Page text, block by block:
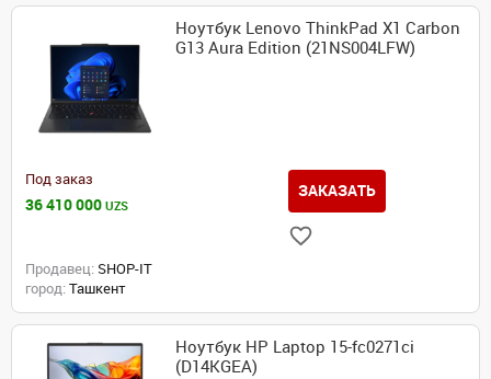
Ноутбук Lenovo ThinkPad X1 Carbon
G13 Aura Edition (21NS004LFW)
Под заказ
36 410 000 UZS
ЗАКАЗАТЬ
Продавец: SHOP-IT
город: Ташкент
Ноутбук HP Laptop 15-fc0271ci
(D14KGEA)